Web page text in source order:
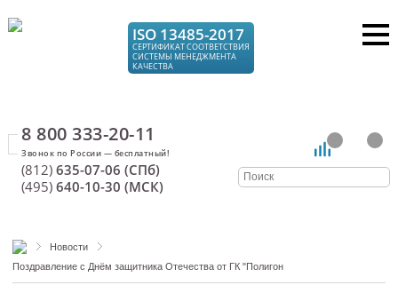
ISO 13485-2017
СЕРТИФИКАТ СООТВЕТСТВИЯ
СИСТЕМЫ МЕНЕДЖМЕНТА
КАЧЕСТВА
8 800 333-20-11
(812) 635-07-06 (СПб)
(495) 640-10-30 (МСК)
Новости
Поздравление с Днём защитника Отечества от ГК "Полигон